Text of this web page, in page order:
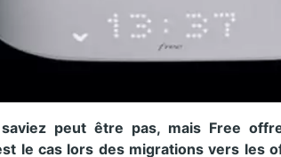
peut être pas, mais Free
le cas lors des migrations vers les